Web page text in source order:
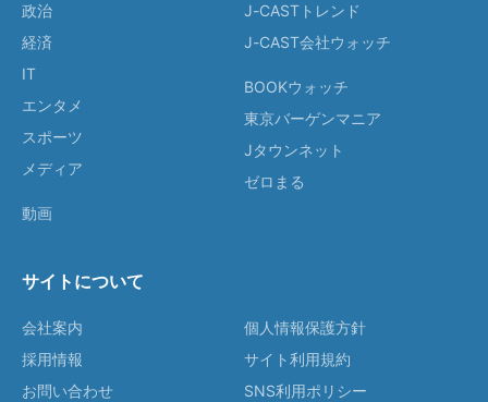
政治
経済
IT
エンタメ
スポーツ
メディア
動画
J-CASTトレンド
J-CAST会社ウォッチ
BOOKウォッチ
東京バーゲンマニア
Jタウンネット
ゼロまる
サイトについて
会社案内
採用情報
お問い合わせ
個人情報保護方針
サイト利用規約
SNS利用ポリシー